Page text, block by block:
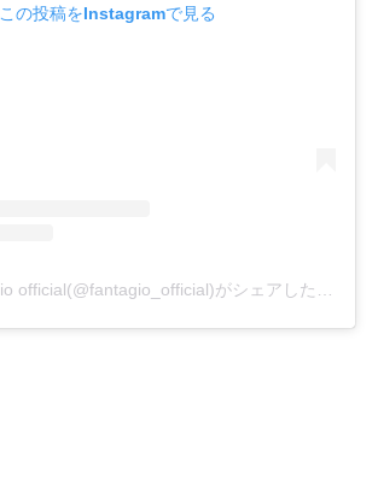
この投稿をInstagramで見る